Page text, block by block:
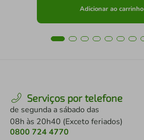
Adicionar ao carrinho
Serviços por telefone
de segunda a sábado das
08h às 20h40 (Exceto feriados)
0800 724 4770